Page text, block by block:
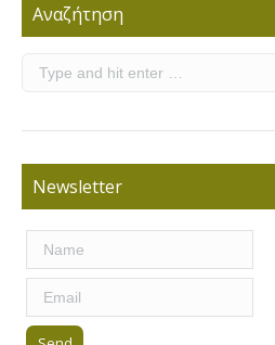
Αναζήτηση
Newsletter